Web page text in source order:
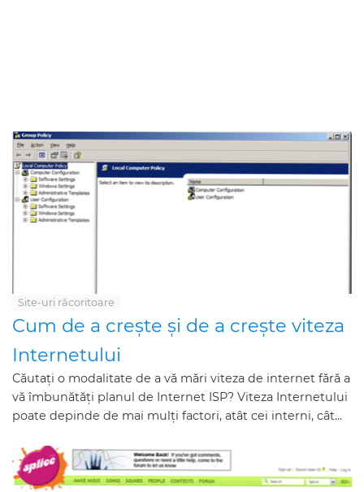
Site-uri răcoritoare
Cum de a crește și de a crește viteza
Internetului
Căutați o modalitate de a vă mări viteza de internet fără a
vă îmbunătăți planul de Internet ISP? Viteza Internetului
poate depinde de mai mulți factori, atât cei interni, cât...